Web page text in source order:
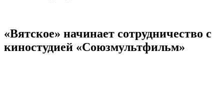
«Вятское» начинает сотрудничество с
киностудией «Союзмультфильм»